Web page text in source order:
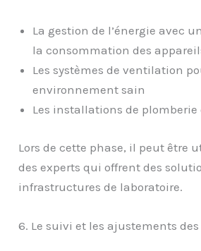
La gestion de l’énergie avec
la consommation des
Les systèmes de ventilation
environnement sain
Les installations de plomberie
Lors de cette phase, il peut être
des experts qui offrent des
infrastructures de laboratoire.
6. Le suivi et les ajustements